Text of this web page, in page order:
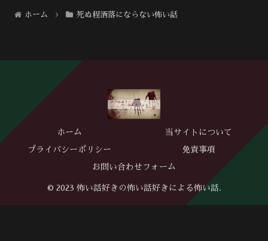
ホーム 死ぬ程洒落にならない怖い話
ホーム 当サイトについて
プライバシーポリシー 免責事項
お問い合わせフォーム
© 2023 怖い話好きの怖い話好きによる怖い話.